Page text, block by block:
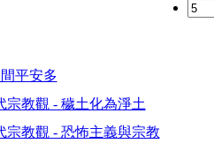
平安多
宗教觀 - 穢土化為淨土
宗教觀 - 恐怖主義與宗教